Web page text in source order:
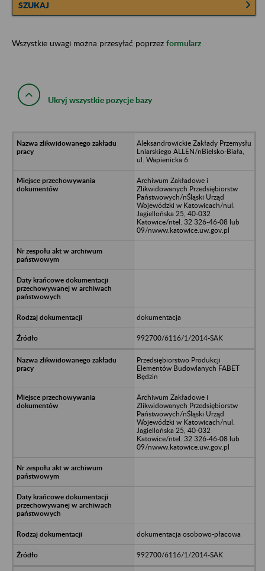
SZUKAJ
Wszystkie uwagi można przesyłać poprzez formularz
Ukryj wszystkie pozycje bazy
Aleksandrowickie Zakłady Przemysłu
Lniarskiego ALLEN/nBielsko-Biała,
ul. Wapienicka 6
Archiwum Zakładowe i
Zlikwidowanych Przedsiębiorstw
Państwowych/nŚląski Urząd
Wojewódzki w Katowicach/nul.
Jagiellońska 25, 40-032
Katowice/ntel. 32 326-46-08 lub
09/nwww.katowice.uw.gov.pl
dokumentacja
992700/6116/1/2014-SAK
Przedsiębiorstwo Produkcji
Elementów Budowlanych FABET
Będzin
Archiwum Zakładowe i
Zlikwidowanych Przedsiębiorstw
Państwowych/nŚląski Urząd
Wojewódzki w Katowicach/nul.
Jagiellońska 25, 40-032
Katowice/ntel. 32 326-46-08 lub
09/nwww.katowice.uw.gov.pl
dokumentacja osobowo-płacowa
992700/6116/1/2014-SAK